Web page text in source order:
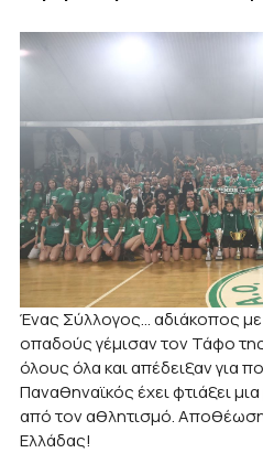
Ένας Σύλλογος… αδιάκοπος
οπαδούς γέμισαν τον Τάφο
όλους όλα και απέδειξαν για
Παναθηναϊκός έχει φτιάξει
από τον αθλητισμό.
Ελλάδας!